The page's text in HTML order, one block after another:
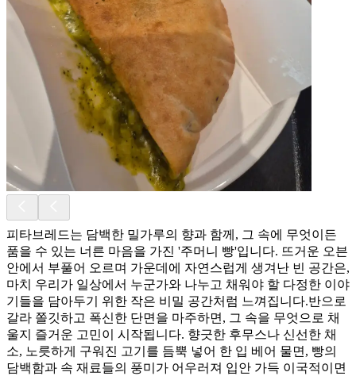
피타브레드는 담백한 밀가루의 향과 함께, 그 속에 무엇이든
품을 수 있는 너른 마음을 가진 '주머니 빵'입니다. 뜨거운 오븐
안에서 부풀어 오르며 가운데에 자연스럽게 생겨난 빈 공간은,
마치 우리가 일상에서 누군가와 나누고 채워야 할 다정한 이야
기들을 담아두기 위한 작은 비밀 공간처럼 느껴집니다. ​반으로
갈라 쫄깃하고 폭신한 단면을 마주하면, 그 속을 무엇으로 채
울지 즐거운 고민이 시작됩니다. 향긋한 후무스나 신선한 채
소, 노릇하게 구워진 고기를 듬뿍 넣어 한 입 베어 물면, 빵의
담백함과 속 재료들의 풍미가 어우러져 입안 가득 이국적이면